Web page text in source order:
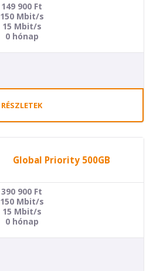
149 900 Ft
150 Mbit/s
15 Mbit/s
0 hónap
RÉSZLETEK
Global Priority 500GB
390 900 Ft
150 Mbit/s
15 Mbit/s
0 hónap